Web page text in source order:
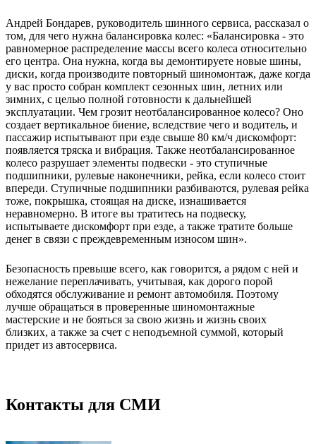
Андрей Бондарев, руководитель шинного сервиса, рассказал о
том, для чего нужна балансировка колес: «Балансировка - это
равномерное распределение массы всего колеса относительно
его центра. Она нужна, когда вы демонтируете новые шины,
диски, когда производите повторный шиномонтаж, даже когда
у вас просто собран комплект сезонных шин, летних или
зимних, с целью полной готовности к дальнейшей
эксплуатации. Чем грозит неотбалансированное колесо? Оно
создает вертикальное биение, вследствие чего и водитель, и
пассажир испытывают при езде свыше 80 км/ч дискомфорт:
появляется тряска и вибрация. Также неотбалансированное
колесо разрушает элементы подвески - это ступичные
подшипники, рулевые наконечники, рейка, если колесо стоит
впереди. Ступичные подшипники разбиваются, рулевая рейка
тоже, покрышка, стоящая на диске, изнашивается
неравномерно. В итоге вы тратитесь на подвеску,
испытываете дискомфорт при езде, а также тратите больше
денег в связи с преждевременным износом шин».
Безопасность превыше всего, как говорится, а рядом с ней и
нежелание переплачивать, учитывая, как дорого порой
обходятся обслуживание и ремонт автомобиля. Поэтому
лучше обращаться в проверенные шиномонтажные
мастерские и не бояться за свою жизнь и жизнь своих
близких, а также за счет с неподъемной суммой, который
придет из автосервиса.
Контакты для СМИ